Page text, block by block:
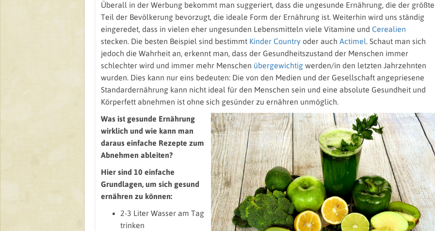
Überall in der Werbung bekommt man suggeriert, dass die ungesunde Ernährung, die der größte
Teil der Bevölkerung bevorzugt, die ideale Form der Ernährung ist. Weiterhin wird uns ständig
eingeredet, dass in vielen eher ungesunden Lebensmitteln viele Vitamine und Cerealien
stecken. Die besten Beispiel sind bestimmt Kinder Country oder auch Actimel. Schaut man sich
jedoch die Wahrheit an, erkennt man, dass der Gesundheitszustand der Menschen immer
schlechter wird und immer mehr Menschen übergewichtig werden/in den letzten Jahrzehnten
wurden. Dies kann nur eins bedeuten: Die von den Medien und der Gesellschaft angepriesene
Standardernährung kann nicht ideal für den Menschen sein und eine absolute Gesundheit und
Körperfett abnehmen ist ohne sich gesünder zu ernähren unmöglich.
Was ist gesunde Ernährung
wirklich und wie kann man
daraus einfache Rezepte zum
Abnehmen ableiten?
Hier sind 10 einfache
Grundlagen, um sich gesund
ernähren zu können:
2-3 Liter Wasser am Tag
trinken